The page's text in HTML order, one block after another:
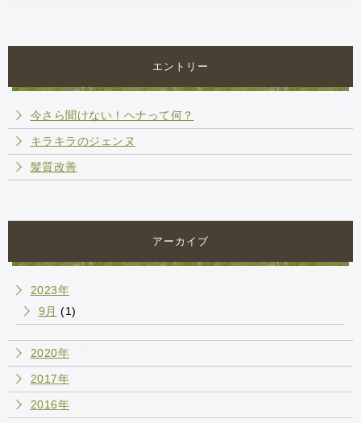
エントリー
今さら聞けない！ヘナって何？
キラキラのジェンヌ
髪質改善
アーカイブ
2023年
9月 (1)
2020年
2017年
2016年